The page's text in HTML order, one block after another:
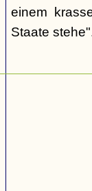
einem
Staate